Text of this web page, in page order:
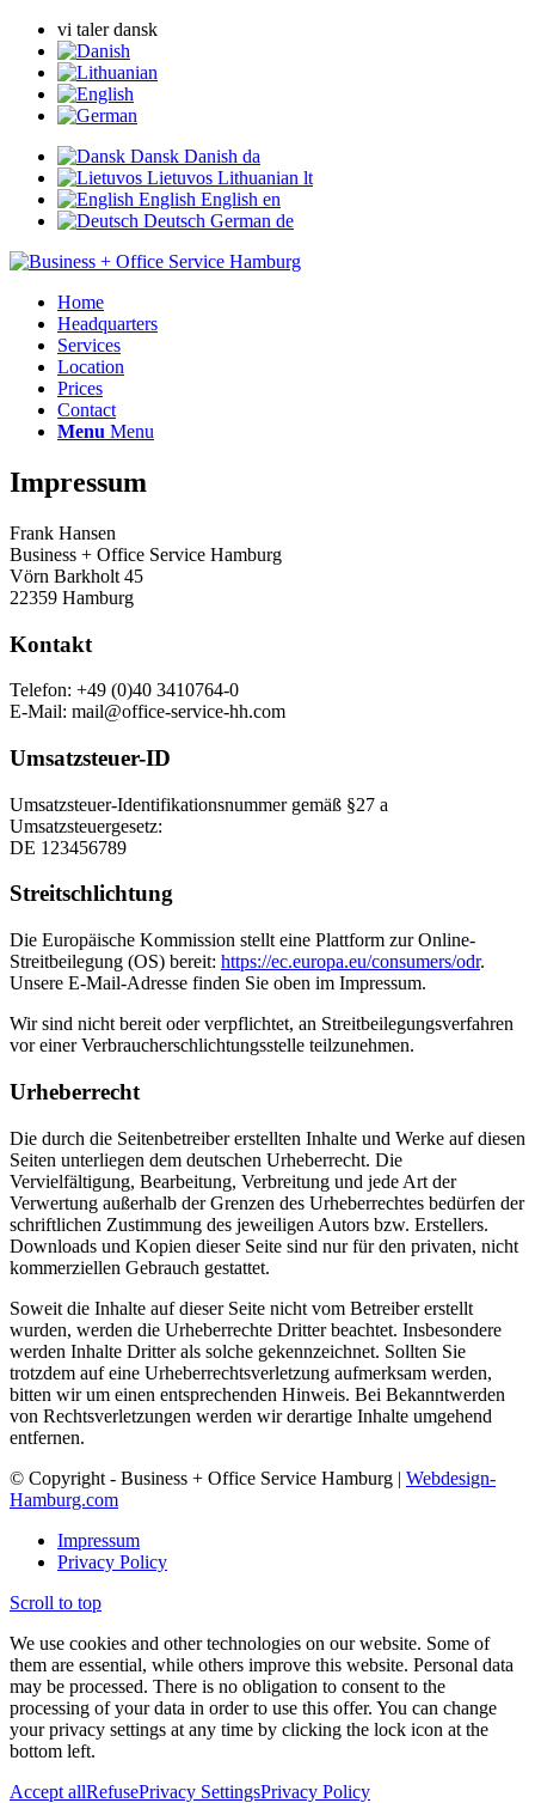
vi taler dansk
Dansk Danish da
Lietuvos Lithuanian lt
English English en
Deutsch German de
Home
Headquarters
Services
Location
Prices
Contact
Menu Menu
Impressum
Frank Hansen
Business + Office Service Hamburg
Vörn Barkholt 45
22359 Hamburg
Kontakt
Telefon: +49 (0)40 3410764-0
E-Mail: mail@office-service-hh.com
Umsatzsteuer-ID
Umsatzsteuer-Identifikationsnummer gemäß §27 a
Umsatzsteuergesetz:
DE 123456789
Streitschlichtung
Die Europäische Kommission stellt eine Plattform zur Online-
Streitbeilegung (OS) bereit: https://ec.europa.eu/consumers/odr.
Unsere E-Mail-Adresse finden Sie oben im Impressum.
Wir sind nicht bereit oder verpflichtet, an Streitbeilegungsverfahren
vor einer Verbraucherschlichtungsstelle teilzunehmen.
Urheberrecht
Die durch die Seitenbetreiber erstellten Inhalte und Werke auf diesen
Seiten unterliegen dem deutschen Urheberrecht. Die
Vervielfältigung, Bearbeitung, Verbreitung und jede Art der
Verwertung außerhalb der Grenzen des Urheberrechtes bedürfen der
schriftlichen Zustimmung des jeweiligen Autors bzw. Erstellers.
Downloads und Kopien dieser Seite sind nur für den privaten, nicht
kommerziellen Gebrauch gestattet.
Soweit die Inhalte auf dieser Seite nicht vom Betreiber erstellt
wurden, werden die Urheberrechte Dritter beachtet. Insbesondere
werden Inhalte Dritter als solche gekennzeichnet. Sollten Sie
trotzdem auf eine Urheberrechtsverletzung aufmerksam werden,
bitten wir um einen entsprechenden Hinweis. Bei Bekanntwerden
von Rechtsverletzungen werden wir derartige Inhalte umgehend
entfernen.
© Copyright - Business + Office Service Hamburg | Webdesign-
Hamburg.com
Impressum
Privacy Policy
Scroll to top
We use cookies and other technologies on our website. Some of
them are essential, while others improve this website. Personal data
may be processed. There is no obligation to consent to the
processing of your data in order to use this offer. You can change
your privacy settings at any time by clicking the lock icon at the
bottom left.
Accept allRefusePrivacy SettingsPrivacy Policy